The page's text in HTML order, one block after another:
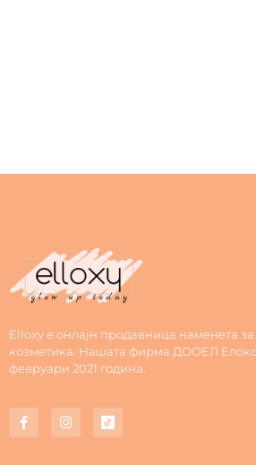
Elloxy е онлајн продавница наменета
козметика. Нашата фирма ДООЕЛ
февруари 2021 година.